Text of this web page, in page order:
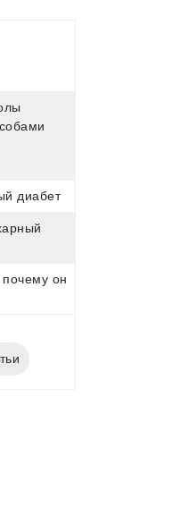
диабет
почему он